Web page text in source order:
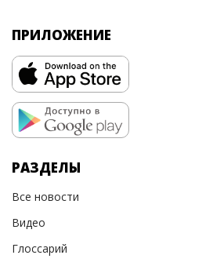
ПРИЛОЖЕНИЕ
РАЗДЕЛЫ
Все новости
Видео
Глоссарий